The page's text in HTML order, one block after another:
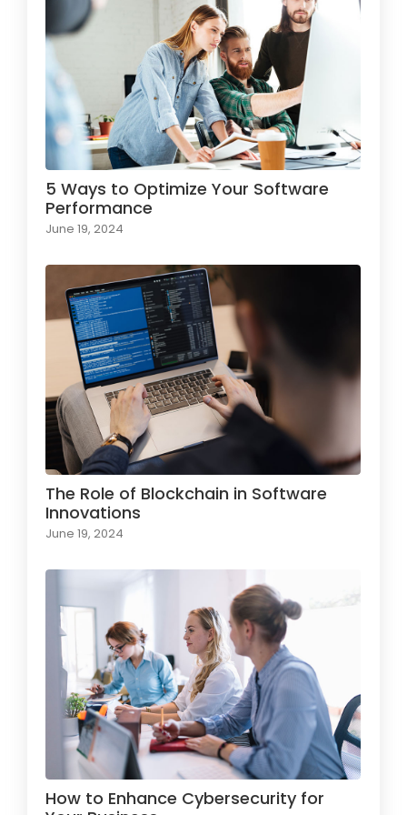
5 Ways to Optimize Your Software
Performance
June 19, 2024
The Role of Blockchain in Software
Innovations
June 19, 2024
How to Enhance Cybersecurity for